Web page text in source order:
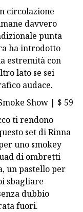
circolazione
davvero
punta
ha introdotto
estremità con
lato se sei
audace.
Show | $ 59
ti rendono
set di Rinna
uno smokey
di ombretti
un pastello per
sbagliare
dubbio
fuori.